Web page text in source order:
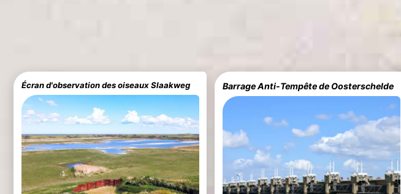
Écran d'observation des oiseaux Slaakweg Barrage Anti-Tempête de Oosterschelde